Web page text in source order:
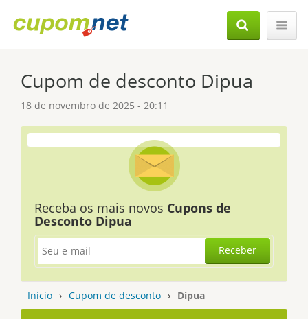
Cupom de desconto Dipua
18 de novembro de 2025 - 20:11
Receba os mais novos Cupons de
Desconto Dipua
Receber
Início › Cupom de desconto › Dipua